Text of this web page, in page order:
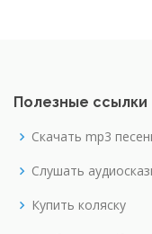
Полезные ссылки
Скачать mp3
Слушать
Купить коляску